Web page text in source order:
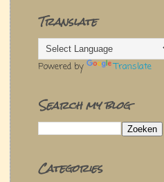
Translate
Powered by Translate
Search my blog
Categories